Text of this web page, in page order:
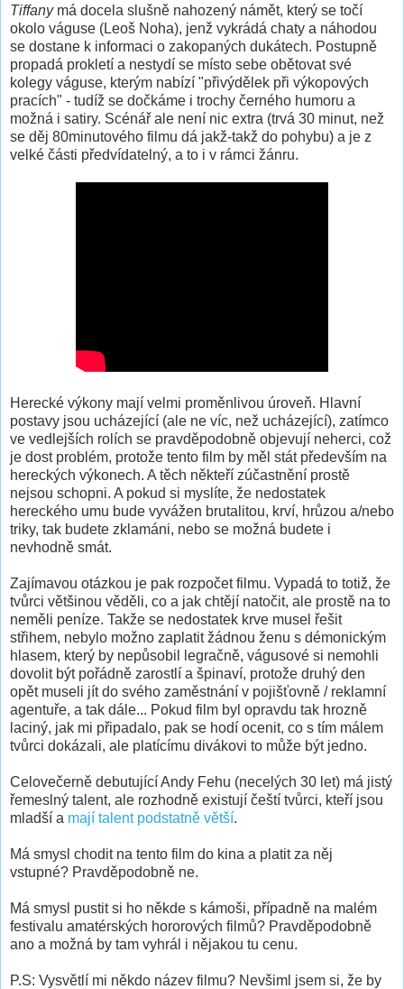
Tiffanymá docela slušně nahozený námět, který se točí
okolo váguse (Leoš Noha), jenž vykrádá chaty a náhodou
se dostane k informaci o zakopaných dukátech. Postupně
propadá prokletí a nestydí se místo sebe obětovat své
kolegy váguse, kterým nabízí "přivýdělek při výkopových
pracích" - tudíž se dočkáme i trochy černého humoru a
možná i satiry. Scénář ale není nic extra (trvá 30 minut, než
se děj 80minutového filmu dá jakž-takž do pohybu) a je z
velké části předvídatelný, a to i v rámci žánru.
Herecké výkony mají velmi proměnlivou úroveň. Hlavní
postavy jsou ucházející (ale ne víc, než ucházející), zatímco
ve vedlejších rolích se pravděpodobně objevují neherci, což
je dost problém, protože tento film by měl stát především na
hereckých výkonech. A těch někteří zúčastnění prostě
nejsou schopni. A pokud si myslíte, že nedostatek
hereckého umu bude vyvážen brutalitou, krví, hrůzou a/nebo
triky, tak budete zklamáni, nebo se možná budete i
nevhodně smát.
Zajímavou otázkou je pak rozpočet filmu. Vypadá to totiž, že
tvůrci většinou věděli, co a jak chtějí natočit, ale prostě na to
neměli peníze. Takže se nedostatek krve musel řešit
střihem, nebylo možno zaplatit žádnou ženu s démonickým
hlasem, který by nepůsobil legračně, vágusové si nemohli
dovolit být pořádně zarostlí a špinaví, protože druhý den
opět museli jít do svého zaměstnání v pojišťovně / reklamní
agentuře, a tak dále... Pokud film byl opravdu tak hrozně
laciný, jak mi připadalo, pak se hodí ocenit, co s tím málem
tvůrci dokázali, ale platícímu divákovi to může být jedno.
Celovečerně debutující Andy Fehu (necelých 30 let) má jistý
řemeslný talent, ale rozhodně existují čeští tvůrci, kteří jsou
mladší a mají talent podstatně větší.
Má smysl chodit na tento film do kina a platit za něj
vstupné? Pravděpodobně ne.
Má smysl pustit si ho někde s kámoši, případně na malém
festivalu amatérských hororových filmů? Pravděpodobně
ano a možná by tam vyhrál i nějakou tu cenu.
P.S: Vysvětlí mi někdo název filmu? Nevšiml jsem si, že by